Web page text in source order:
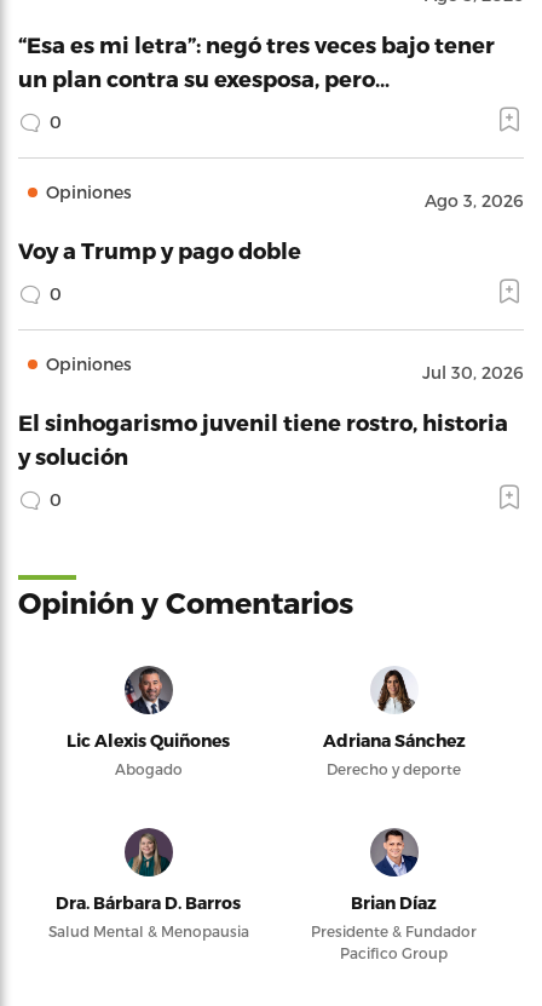
“Esa es mi letra”: negó tres veces bajo tener
un plan contra su exesposa, pero…
0
Opiniones Ago 3, 2026
Voy a Trump y pago doble
0
Opiniones Jul 30, 2026
El sinhogarismo juvenil tiene rostro, historia
y solución
0
Opinión y Comentarios
Lic Alexis Quiñones
Abogado
Adriana Sánchez
Derecho y deporte
Dra. Bárbara D. Barros
Salud Mental & Menopausia
Brian Díaz
Presidente & Fundador
Pacifico Group